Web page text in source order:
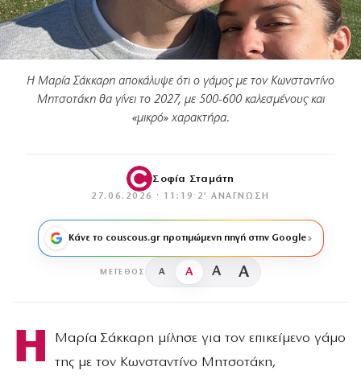
Η Μαρία Σάκκαρη αποκάλυψε ότι ο γάμος με τον Κωνσταντίνο
Μητσοτάκη θα γίνει το 2027, με 500-600 καλεσμένους και
«μικρό» χαρακτήρα.
Σοφία Σταμάτη
27.06.2026 · 11:19 · 2′ ΑΝΆΓΝΩΣΗ
Κάνε το couscous.gr προτιμώμενη πηγή στην Google
ΜΈΓΕΘΟΣ A A A A
Η
Μαρία Σάκκαρη μίλησε για τον επικείμενο γάμο
της με τον Κωνσταντίνο Μητσοτάκη,